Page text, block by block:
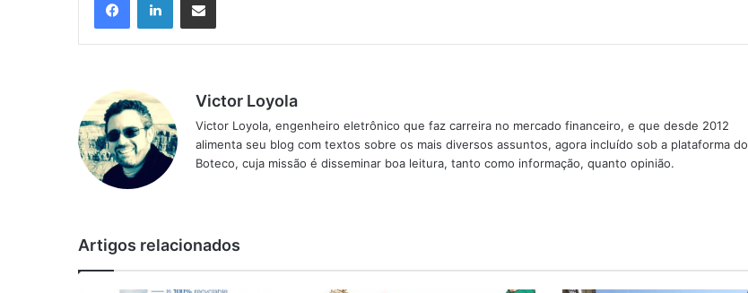
Victor Loyola
Victor Loyola, engenheiro eletrônico que faz carreira no mercado financeiro, e que desde 2012
alimenta seu blog com textos sobre os mais diversos assuntos, agora incluído sob a plataforma do
Boteco, cuja missão é disseminar boa leitura, tanto como informação, quanto opinião.
Artigos relacionados